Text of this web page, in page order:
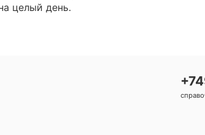
целый день.